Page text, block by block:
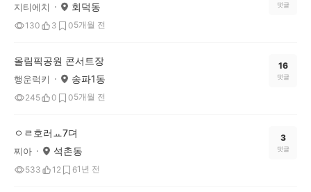
지티에치 회덕동
130 3 05개월 전
댓글
올림픽공원 콘서트장
행운럭키 송파1동
245 0 05개월 전
16
댓글
ㅇㄹ호러ㅛ7뎌
찌아 석촌동
533 12 61년 전
3
댓글